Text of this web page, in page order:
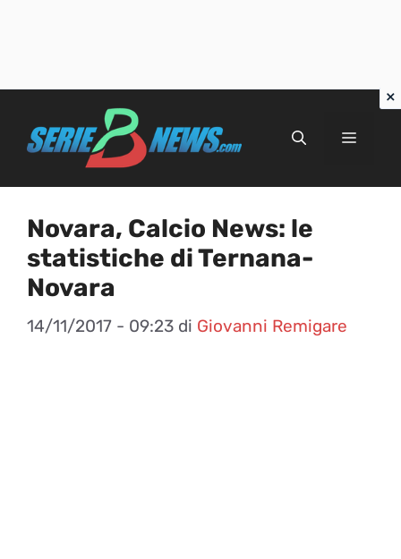
Menu
Novara, Calcio News: le
statistiche di Ternana-
Novara
14/11/2017 - 09:23 di Giovanni Remigare